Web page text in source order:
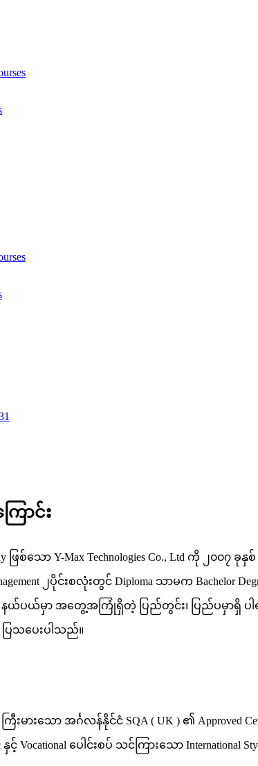
ောင်း
ဖြစ်သော Y-Max Technologies Co.,
၂ပိုင်းစလုံးတွင် Diploma သာမက Bachelor
ယ်မှာ အတွေ့အကြုံရှိတဲ့ ပြည်တွင်း၊ ပြည်ပမှာရှိ ပါရဂူဘွဲ့
ြသပေးပါသည်။
မားသော အင်္ဂလန်နိုင်ငံ SQA ( UK ) ၏ Approved
နှင့် Vocational ပေါင်းစပ် သင်ကြားသော